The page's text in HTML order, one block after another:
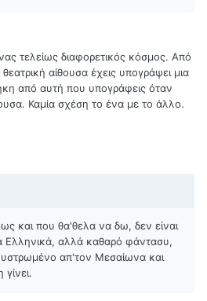
τελείως διαφορετικός κόσμος. Από
αίθουσα έχεις υπογράψει μια
από αυτή που υπογράφεις όταν
Καμία σχέση το ένα με το άλλο.
και που θα'θελα να δω, δεν είναι
Ελληνικά, αλλά καθαρό φάντασυ,
απ'τον Μεσαίωνα και